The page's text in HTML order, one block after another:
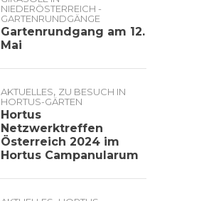
NIEDERÖSTERREICH -
GARTENRUNDGÄNGE
Gartenrundgang am 12.
Mai
AKTUELLES, ZU BESUCH IN
HORTUS-GÄRTEN
Hortus
Netzwerktreffen
Österreich 2024 im
Hortus Campanularum